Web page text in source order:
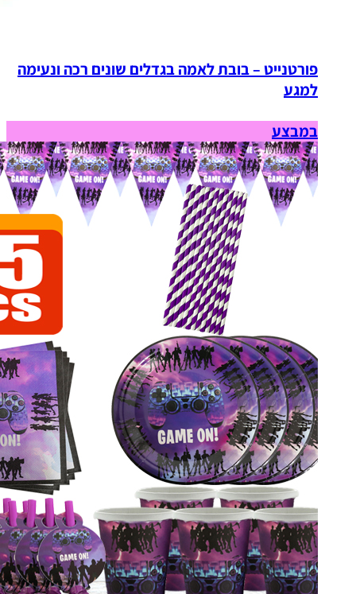
פורטנייט – בובת לאמה בגדלים שונים רכה ונעימה
למגע
במבצע